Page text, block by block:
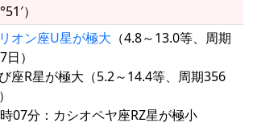
）
オン座U星が極大 （4.8～13.0等、周期
日）
座R星が極大（5.2～14.4等、周期356
07分：カシオペヤ座RZ星が極小